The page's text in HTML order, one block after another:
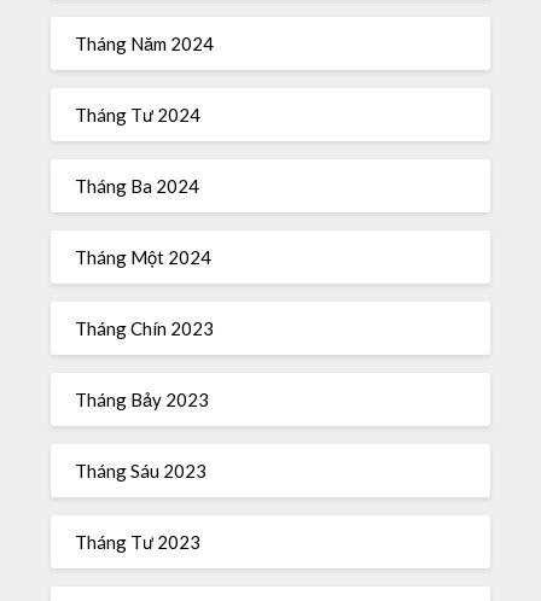
Tháng Năm 2024
Tháng Tư 2024
Tháng Ba 2024
Tháng Một 2024
Tháng Chín 2023
Tháng Bảy 2023
Tháng Sáu 2023
Tháng Tư 2023